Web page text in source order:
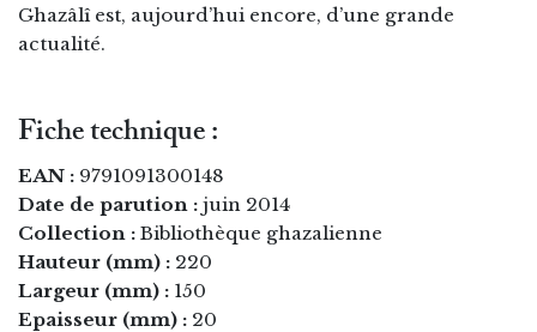
Ghazâlî est, aujourd’hui encore, d’une grande
actualité.
Fiche technique :
EAN : 9791091300148
Date de parution : juin 2014
Collection : Bibliothèque ghazalienne
Hauteur (mm) : 220
Largeur (mm) : 150
Epaisseur (mm) : 20